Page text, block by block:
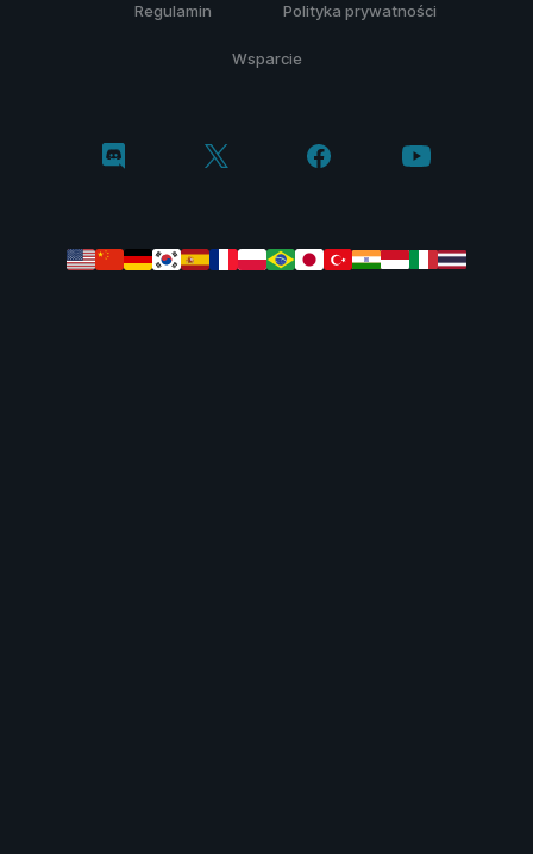
Regulamin Polityka prywatności
Wsparcie